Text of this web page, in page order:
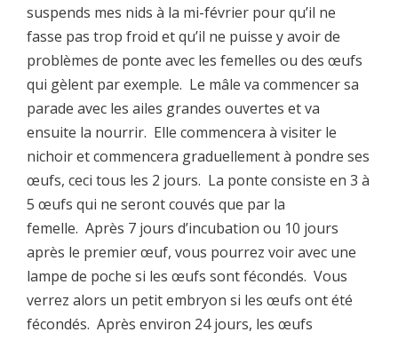
suspends mes nids à la mi-février pour qu’il ne
fasse pas trop froid et qu’il ne puisse y avoir de
problèmes de ponte avec les femelles ou des œufs
qui gèlent par exemple. Le mâle va commencer sa
parade avec les ailes grandes ouvertes et va
ensuite la nourrir. Elle commencera à visiter le
nichoir et commencera graduellement à pondre ses
œufs, ceci tous les 2 jours. La ponte consiste en 3 à
5 œufs qui ne seront couvés que par la
femelle. Après 7 jours d’incubation ou 10 jours
après le premier œuf, vous pourrez voir avec une
lampe de poche si les œufs sont fécondés. Vous
verrez alors un petit embryon si les œufs ont été
fécondés. Après environ 24 jours, les œufs